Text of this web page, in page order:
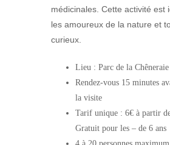
médicinales. Cette activité est
les amoureux de la nature et
curieux.
Lieu : Parc de la Chêneraie
Rendez-vous 15 minutes
la visite
Tarif unique : 6€ à partir
Gratuit pour les – de 6 ans